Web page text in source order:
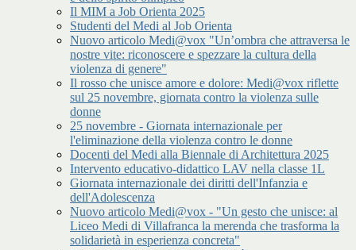
Il MIM a Job Orienta 2025
Studenti del Medi al Job Orienta
Nuovo articolo Medi@vox "Un’ombra che attraversa le
nostre vite: riconoscere e spezzare la cultura della
violenza di genere"
Il rosso che unisce amore e dolore: Medi@vox riflette
sul 25 novembre, giornata contro la violenza sulle
donne
25 novembre - Giornata internazionale per
l'eliminazione della violenza contro le donne
Docenti del Medi alla Biennale di Architettura 2025
Intervento educativo-didattico LAV nella classe 1L
Giornata internazionale dei diritti dell'Infanzia e
dell'Adolescenza
Nuovo articolo Medi@vox - "Un gesto che unisce: al
Liceo Medi di Villafranca la merenda che trasforma la
solidarietà in esperienza concreta"